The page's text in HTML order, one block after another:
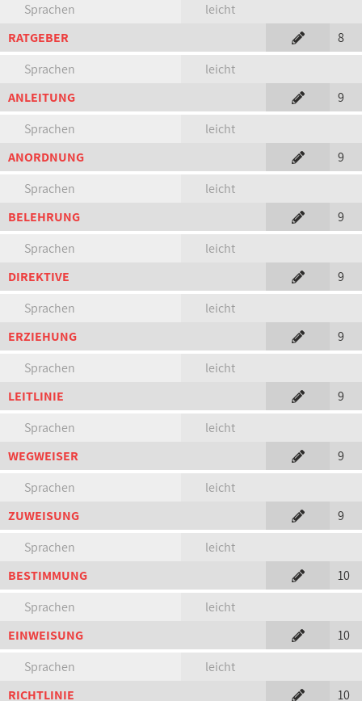
Sprachen
leicht
RATGEBER
8
Sprachen
leicht
ANLEITUNG
9
Sprachen
leicht
ANORDNUNG
9
Sprachen
leicht
BELEHRUNG
9
Sprachen
leicht
DIREKTIVE
9
Sprachen
leicht
ERZIEHUNG
9
Sprachen
leicht
LEITLINIE
9
Sprachen
leicht
WEGWEISER
9
Sprachen
leicht
ZUWEISUNG
9
Sprachen
leicht
BESTIMMUNG
10
Sprachen
leicht
EINWEISUNG
10
Sprachen
leicht
RICHTLINIE
10